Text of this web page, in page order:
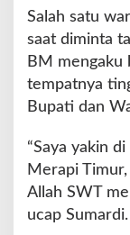
Salah satu
saat diminta
BM mengaku
tempatnya
Bupati dan
“Saya yakin
Merapi
Allah SWT
ucap Sumardi.